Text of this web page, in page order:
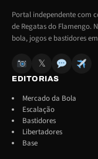
Portal independente com
de Regatas do Flamengo.
bola, jogos e bastidores
𝕏
EDITORIAS
Mercado da Bola
Escalação
Bastidores
Libertadores
Base